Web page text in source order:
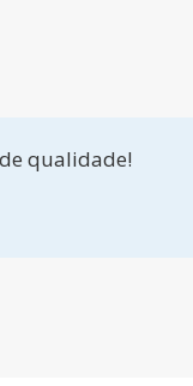
qualidade!